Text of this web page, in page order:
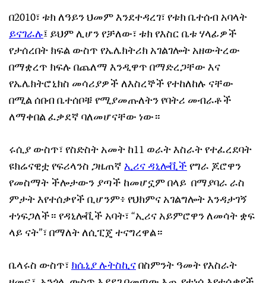
በ2010፣ ቱክ ለዓይን ህመም እንደተዳረገ፣ የቱክ ቤተሰብ አባላት
ይናገራሉ፤ ይህም ሊሆን የቻለው፣ ቱክ የእስር ቤቱ ሃላፊዎች
የታሰረበት ክፍል ውስጥ የኤሌክትሪክ አገልገሎት አዘውትረው
በማቋረጥ ክፍሉ በጨለማ እንዲዋጥ በማድረጋቸው እና
የኤሌክትሮኒክስ መሳሪያዎች ለእስረኞች የተከለከሉ ናቸው
በሚል ሰበብ ቤተሰቦቹ የሚያመጡለትን የባትሪ መብራቶች
ለማቀበል ፈቃደኛ ባለመሆናቸው ነው።
ሩሲያ ውስጥ፣ የስድስት አመት ከ11 ወራት እስራት የተፈረደባት
ዩክሬናዊቷ የፍሪላንስ ጋዜጠኛኢሪና ዳኒሎቪችየግራ ጆሮዋን
የመስማት ችሎታውን ያጣች ከመሆኗም በላይ በማያባራ ራስ
ምታት እየተሰቃየች ቢሆንም፥ የህክምና አገልግሎት እንዳታገኝ
ተነፍጋለች። የዳኒሎቪች አባት፣ “ኢሪና አይምሮዋን ለመሳት ቋፍ
ላይ ናት”፣ በማለት ለሲፒጄ ተናግረዋል።
ቤላሩስ ውስጥ፣ክሴኒያ ሉትስኪናበስምንት ዓመት የእስራት